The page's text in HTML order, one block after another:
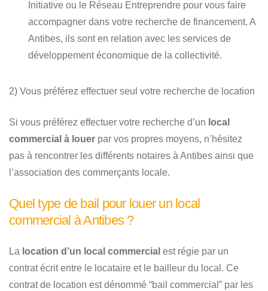
Initiative ou le Réseau Entreprendre pour vous faire
accompagner dans votre recherche de financement. A
Antibes, ils sont en relation avec les services de
développement économique de la collectivité.
2) Vous préférez effectuer seul votre recherche de location
Si vous préférez effectuer votre recherche d’un local
commercial à louer par vos propres moyens, n’hésitez
pas à rencontrer les différents notaires à Antibes ainsi que
l’association des commerçants locale.
Quel type de bail pour louer un local
commercial à Antibes ?
La location d’un local commercial est régie par un
contrat écrit entre le locataire et le bailleur du local. Ce
contrat de location est dénommé “bail commercial” par les